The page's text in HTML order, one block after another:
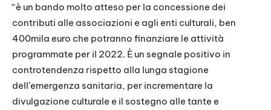
“è un bando molto atteso per la concessione dei
contributi alle associazioni e agli enti culturali, ben
400mila euro che potranno finanziare le attività
programmate per il 2022. È un segnale positivo in
controtendenza rispetto alla lunga stagione
dell’emergenza sanitaria, per incrementare la
divulgazione culturale e il sostegno alle tante e